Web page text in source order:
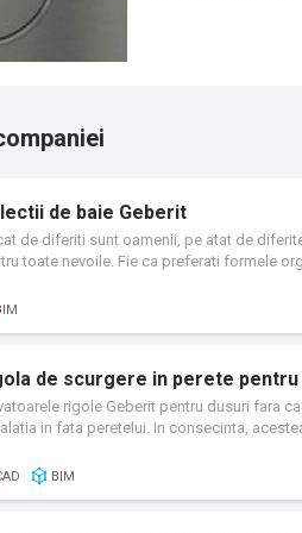
de baie Geberit
de diferiti sunt oamenii, pe atat de
toate nevoile. Fie ca preferati formele
o varietate de solutii, in ceea ce
de scurgere in perete
rigole Geberit pentru dusuri fara
in fata peretelui. In consecinta,
meseriasi pentru proiectul
BIM